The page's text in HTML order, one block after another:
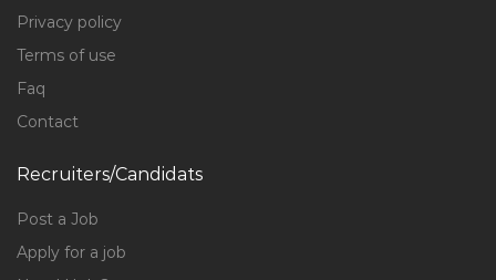
Privacy policy
Terms of use
Faq
Contact
Recruiters/Candidats
Post a Job
Apply for a job